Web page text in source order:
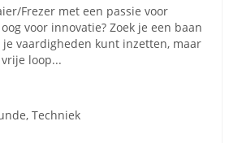
Frezer met een passie voor
voor innovatie? Zoek je een baan
vaardigheden kunt inzetten, maar
loop...
Techniek